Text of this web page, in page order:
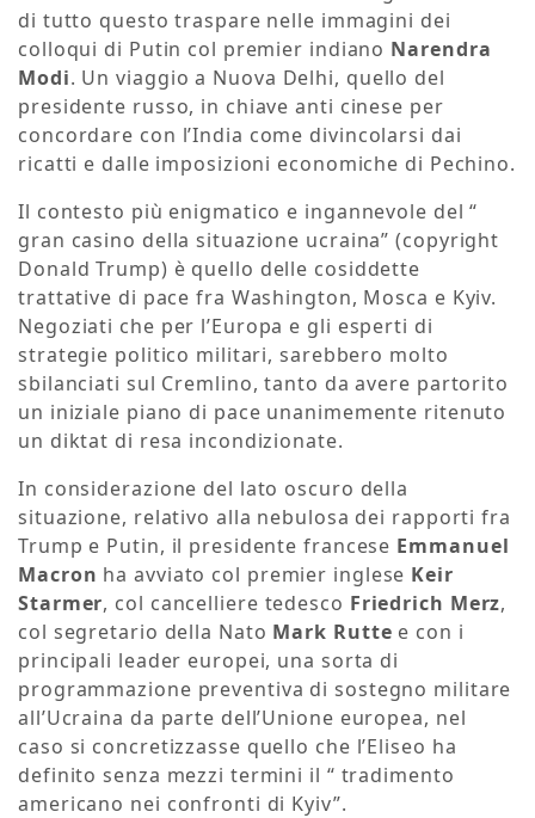
di tutto questo traspare nelle immagini dei
colloqui di Putin col premier indiano Narendra
Modi. Un viaggio a Nuova Delhi, quello del
presidente russo, in chiave anti cinese per
concordare con l’India come divincolarsi dai
ricatti e dalle imposizioni economiche di Pechino.
Il contesto più enigmatico e ingannevole del “
gran casino della situazione ucraina” (copyright
Donald Trump) è quello delle cosiddette
trattative di pace fra Washington, Mosca e Kyiv.
Negoziati che per l’Europa e gli esperti di
strategie politico militari, sarebbero molto
sbilanciati sul Cremlino, tanto da avere partorito
un iniziale piano di pace unanimemente ritenuto
un diktat di resa incondizionate.
In considerazione del lato oscuro della
situazione, relativo alla nebulosa dei rapporti fra
Trump e Putin, il presidente francese Emmanuel
Macron ha avviato col premier inglese Keir
Starmer, col cancelliere tedesco Friedrich Merz,
col segretario della Nato Mark Rutte e con i
principali leader europei, una sorta di
programmazione preventiva di sostegno militare
all’Ucraina da parte dell’Unione europea, nel
caso si concretizzasse quello che l’Eliseo ha
definito senza mezzi termini il “ tradimento
americano nei confronti di Kyiv”.